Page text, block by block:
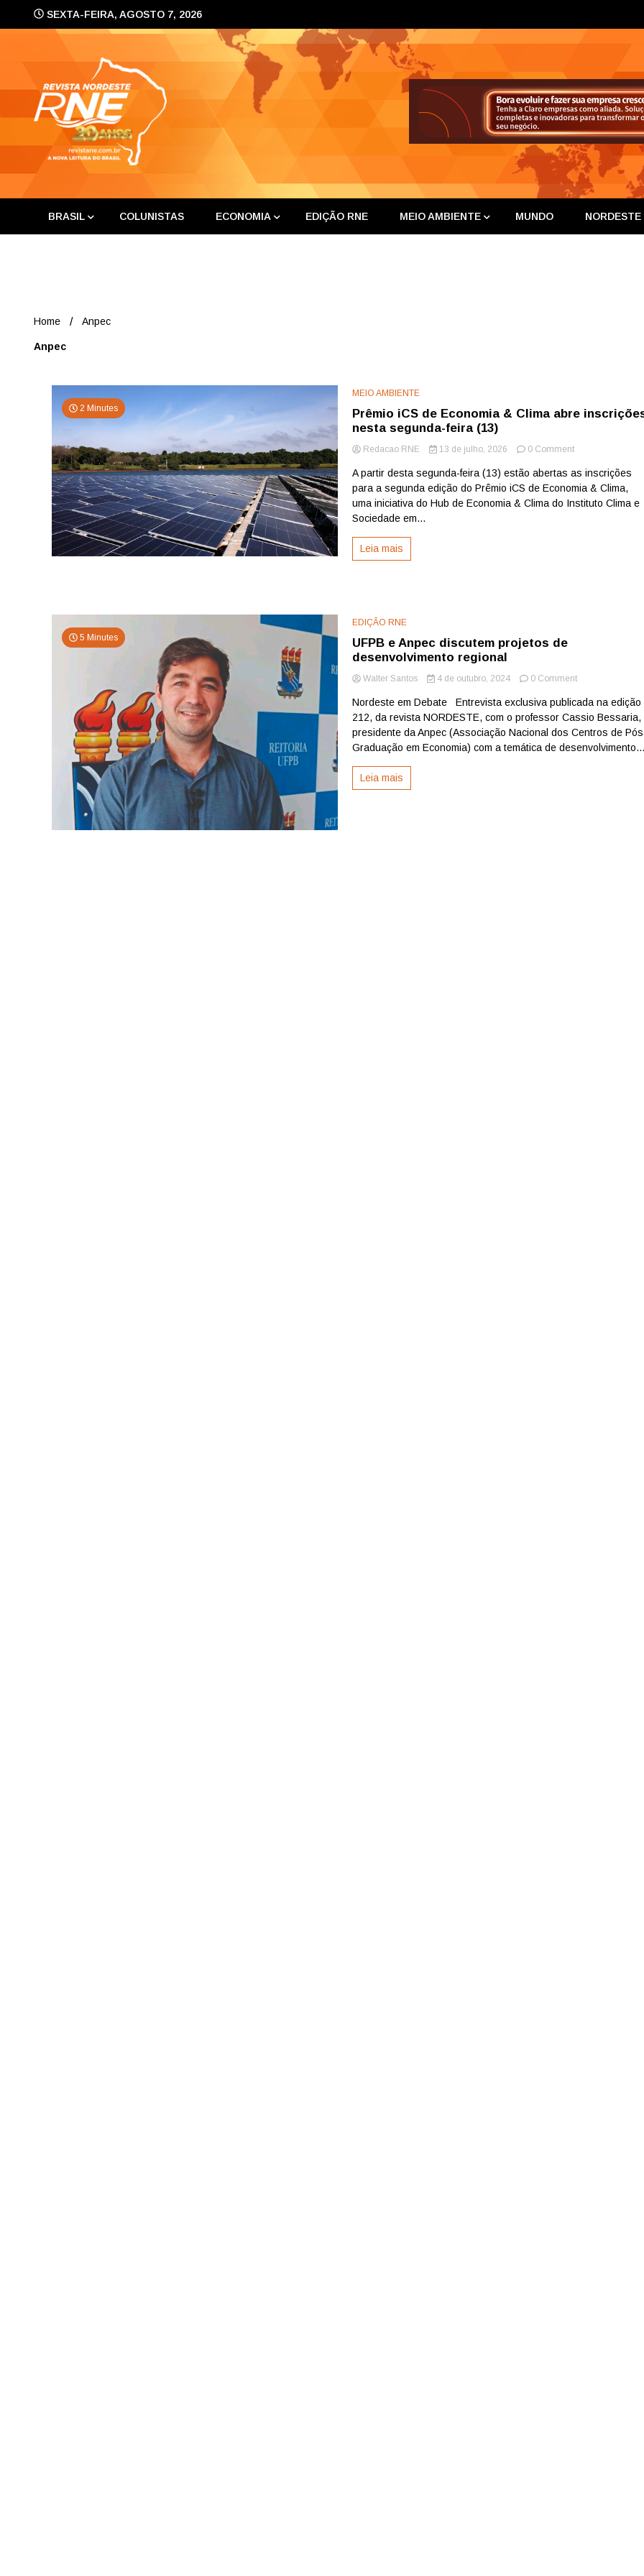
SEXTA-FEIRA, AGOSTO 7, 2026
Revista
A nova leitura do Brasil
BRASIL COLUNISTAS ECONOMIA EDIÇÃO RNE MEIO AMBIENTE MUNDO NORDESTE
Home Anpec
Anpec
2 Minutes
MEIO AMBIENTE
Prêmio iCS de Economia & Clima abre
nesta segunda-feira (13)
Redacao RNE 13 de julho, 2026 0 Commenton
iCS
de
Economia
A partir desta segunda-feira (13) estão abertas as inscrições
para a segunda edição do Prêmio iCS de Economia & Clima,
uma iniciativa do Hub de Economia & Clima do Instituto Clima e
Sociedade em...
Leia mais
5 Minutes
EDIÇÃO RNE
UFPB e Anpec discutem projetos de
desenvolvimento regional
Walter Santos 4 de outubro, 2024 0 Commenton
e
Anpec
discutem
projetos
Nordeste em Debate Entrevista exclusiva publicada na edição
212, da revista NORDESTE, com o professor Cassio Bessaria,
presidente da Anpec (Associação Nacional dos Centros de
Graduação em Economia) com a temática de
Leia mais